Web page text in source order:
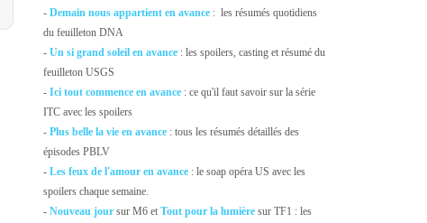
-Demain nous appartient en avance : les résumés quotidiens
du feuilleton DNA
-Un si grand soleil en avance : les spoilers, casting et résumé du
feuilleton USGS
-Ici tout commence en avance : ce qu'il faut savoir sur la série
ITC avec les spoilers
- Plus belle la vie en avance : tous les résumés détaillés des
épisodes PBLV
-Les feux de l'amour en avance : le soap opéra US avec les
spoilers chaque semaine.
-Nouveau jour sur M6 etTout pour la lumière sur TF1 : les